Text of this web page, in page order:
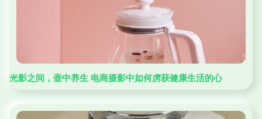
光影之间，壶中养生 电商摄影中如何虏获健康生活的心